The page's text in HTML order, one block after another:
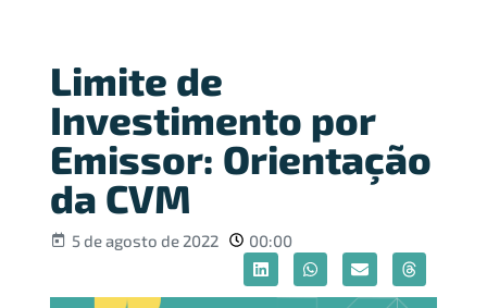
Limite de
Investimento por
Emissor: Orientação
da CVM
5 de agosto de 2022 00:00